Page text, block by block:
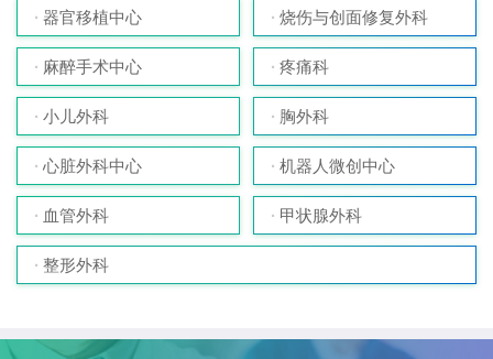
器官移植中心 烧伤与创面修复外科
麻醉手术中心 疼痛科
小儿外科 胸外科
心脏外科中心 机器人微创中心
血管外科 甲状腺外科
整形外科